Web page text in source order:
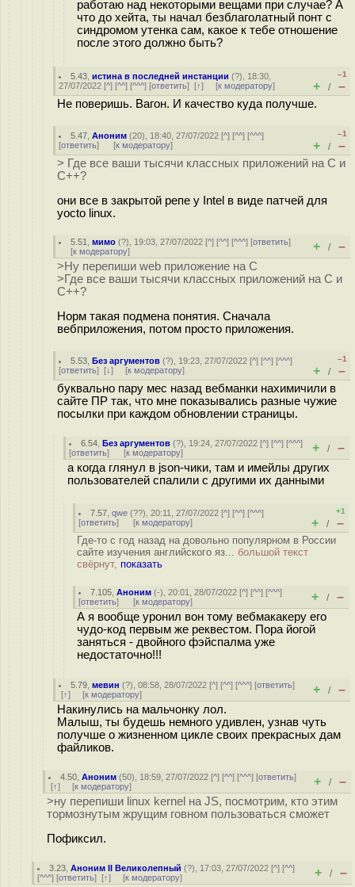
работаю над некоторыми вещами при случае? А
что до хейта, ты начал безблаголатный понт с
синдромом утенка сам, какое к тебе отношение
после этого должно быть?
5.43 ,истина в последней инстанции (?), 18:30,
27/07/2022 [^] [^^] [^^^] [ответить] [↑] [к модератору]
–1
+ / –
Не поверишь. Вагон. И качество куда получше.
5.47 ,Аноним (20), 18:40, 27/07/2022 [^] [^^] [^^^]
[ответить] [к модератору]
–1
+ / –
> Где все ваши тысячи классных приложений на С и
С++?
они все в закрытой репе у Intel в виде патчей для
yocto linux.
5.51 ,мимо (?), 19:03, 27/07/2022 [^] [^^] [^^^] [ответить]
[к модератору] + / –
>Ну перепиши web приложение на C
>Где все ваши тысячи классных приложений на С и
С++?
Норм такая подмена понятия. Сначала
вебприложения, потом просто приложения.
5.53 ,Без аргументов (?), 19:23, 27/07/2022 [^] [^^] [^^^]
[ответить] [↓] [к модератору]
–1
+ / –
буквально пару мес назад вебманки нахимичили в
сайте ПР так, что мне показывались разные чужие
посылки при каждом обновлении страницы.
6.54 ,Без аргументов (?), 19:24, 27/07/2022 [^] [^^] [^^^]
[ответить] [к модератору] + / –
а когда глянул в json-чики, там и имейлы других
пользователей спалили с другими их данными
7.57 ,qwe (??), 20:11, 27/07/2022 [^] [^^] [^^^]
[ответить] [к модератору]
+1
+ / –
Где-то с год назад на довольно популярном в России
сайте изучения английского яз... большой текст
свёрнут, показать
7.105 ,Аноним (-), 20:01, 28/07/2022 [^] [^^] [^^^]
[ответить] [к модератору] + / –
А я вообще уронил вон тому вебмакакеру его
чудо-код первым же реквестом. Пора йогой
заняться - двойного фэйспалма уже
недостаточно!!!
5.79 ,мевин (?), 08:58, 28/07/2022 [^] [^^] [^^^] [ответить]
[↑] [к модератору] + / –
Накинулись на мальчонку лол.
Малыш, ты будешь немного удивлен, узнав чуть
получше о жизненном цикле своих прекрасных дам
файликов.
4.50 ,Аноним (50), 18:59, 27/07/2022 [^] [^^] [^^^] [ответить]
[↑] [к модератору] + / –
>ну перепиши linux kernel на JS, посмотрим, кто этим
тормознутым жрущим говном пользоваться сможет
Пофиксил.
3.23 ,Аноним II Великолепный (?), 17:03, 27/07/2022 [^] [^^]
[^^^] [ответить] [↑] [к модератору] + / –